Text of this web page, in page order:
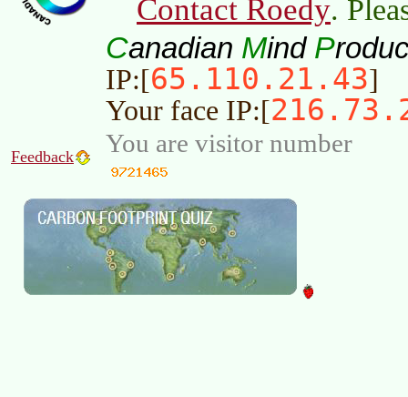
Contact Roedy.
Canadian Mind P
IP:[65.110.21.43]
Your face IP:[
Feedback You are visitor number